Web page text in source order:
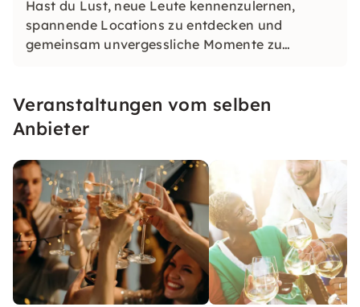
Hast du Lust, neue Leute kennenzulernen,
spannende Locations zu entdecken und
gemeinsam unvergessliche Momente zu
erwarten dich Events, die begeistern, verbinden
und lange in Erinnerung bleiben.
Veranstaltungen vom selben
Anbieter